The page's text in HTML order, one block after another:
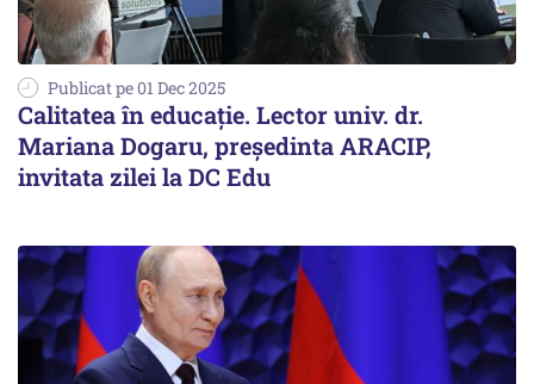
Publicat pe 01 Dec 2025
Calitatea în educație. Lector univ. dr.
Mariana Dogaru, președinta ARACIP,
invitata zilei la DC Edu